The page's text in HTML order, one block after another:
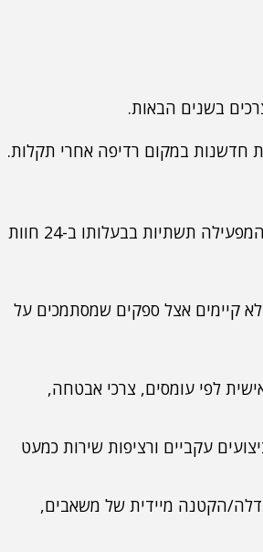
בשנים הבאות.
– ספקית ענן עצמאית, המפעילה תשתיות בבעלותו ב-24 חוות
קיימים אצל ספקים שמסתמכים על
לפי עומסים, צרכי אבטחה,
עקביים ורציפות שירות כמעט
הקטנה מיידית של משאבים,